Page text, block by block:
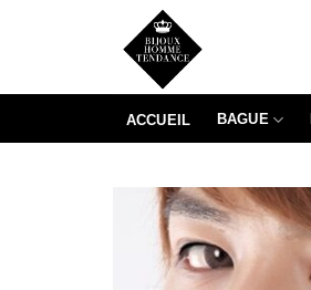
ACCUEIL BAGUE